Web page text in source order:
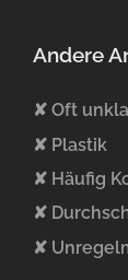
Andere
✘ Oft
✘ Plastik
✘ Häufig
✘
✘